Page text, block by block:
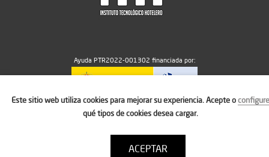
Ayuda PTR2022-001302 financiada por:
MICIU/AEI/10.13039/501100011033
Política de cookies Condiciones de uso
Este sitio web utiliza cookies para mejorar su experiencia. Acepte oconfigure
qué tipos de cookies desea cargar.
ACEPTAR